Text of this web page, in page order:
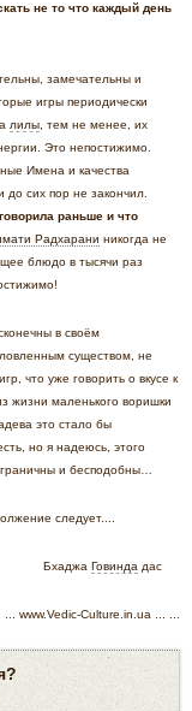
не то что каждый день
замечательны и
игры периодически
лилы , тем не менее, их
Это непостижимо.
Имена и качества
сих пор не закончил.
раньше и что
Радхарани никогда не
блюдо в тысячи раз
в своём
существом, не
что уже говорить о вкусе к
жизни маленького воришки
это стало бы
но я надеюсь, этого
и бесподобны…
следует....
Бхаджа Говинда дас
www.Vedic-Culture.in.ua ... ...